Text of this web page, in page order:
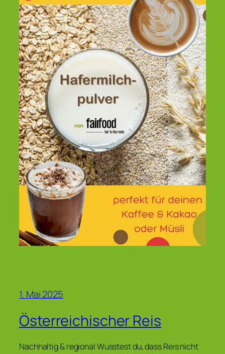
1. Mai 2025
Österreichischer Reis
Nachhaltig & regional Wusstest du, dass Reis nicht